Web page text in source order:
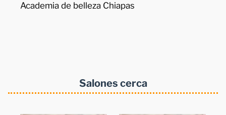
Academia de belleza Chiapas
Salones cerca